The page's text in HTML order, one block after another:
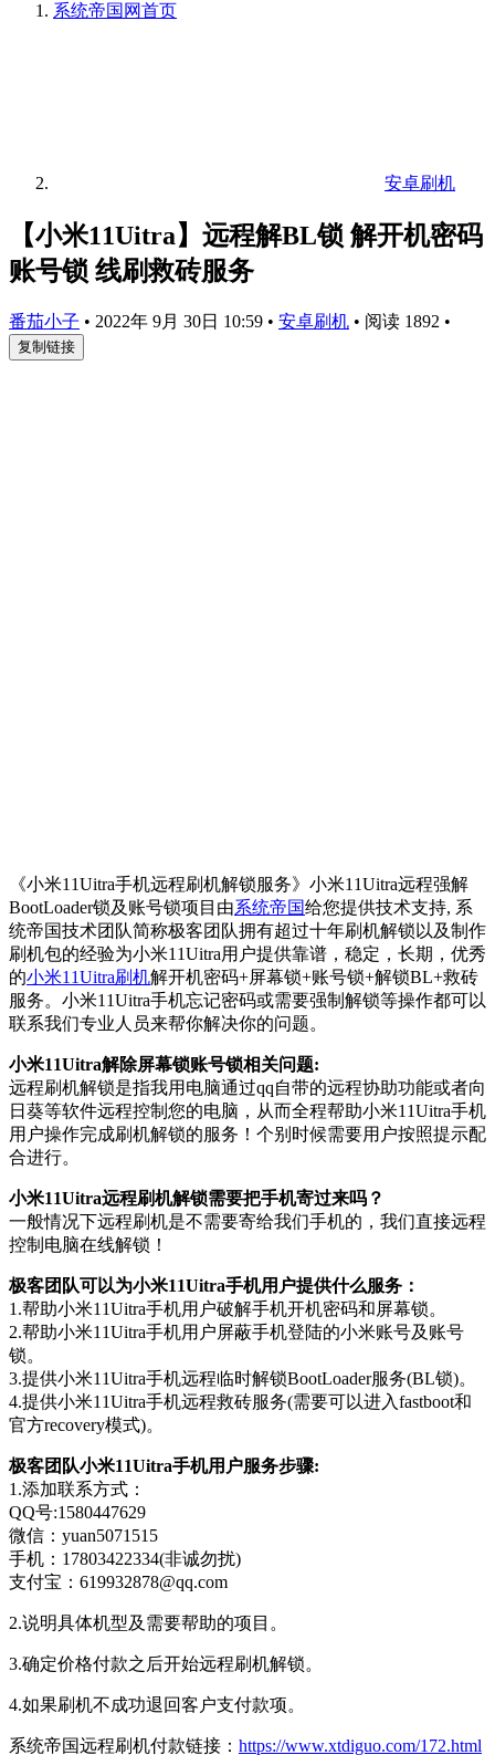
系统帝国网首页
安卓刷机
【小米11Uitra】远程解BL锁 解开机密码
账号锁 线刷救砖服务
番茄小子 • 2022年 9月 30日 10:59 • 安卓刷机 • 阅读 1892 •
复制链接
《小米11Uitra手机远程刷机解锁服务》小米11Uitra远程强解
BootLoader锁及账号锁项目由系统帝国给您提供技术支持, 系
统帝国技术团队简称极客团队拥有超过十年刷机解锁以及制作
刷机包的经验为小米11Uitra用户提供靠谱，稳定，长期，优秀
的小米11Uitra刷机解开机密码+屏幕锁+账号锁+解锁BL+救砖
服务。小米11Uitra手机忘记密码或需要强制解锁等操作都可以
联系我们专业人员来帮你解决你的问题。
小米11Uitra解除屏幕锁账号锁相关问题:
远程刷机解锁是指我用电脑通过qq自带的远程协助功能或者向
日葵等软件远程控制您的电脑，从而全程帮助小米11Uitra手机
用户操作完成刷机解锁的服务！个别时候需要用户按照提示配
合进行。
小米11Uitra远程刷机解锁需要把手机寄过来吗？
一般情况下远程刷机是不需要寄给我们手机的，我们直接远程
控制电脑在线解锁！
极客团队可以为小米11Uitra手机用户提供什么服务：
1.帮助小米11Uitra手机用户破解手机开机密码和屏幕锁。
2.帮助小米11Uitra手机用户屏蔽手机登陆的小米账号及账号
锁。
3.提供小米11Uitra手机远程临时解锁BootLoader服务(BL锁)。
4.提供小米11Uitra手机远程救砖服务(需要可以进入fastboot和
官方recovery模式)。
极客团队小米11Uitra手机用户服务步骤:
1.添加联系方式：
QQ号:1580447629
微信：yuan5071515
手机：17803422334(非诚勿扰)
支付宝：619932878@qq.com
2.说明具体机型及需要帮助的项目。
3.确定价格付款之后开始远程刷机解锁。
4.如果刷机不成功退回客户支付款项。
系统帝国远程刷机付款链接： https://www.xtdiguo.com/172.html